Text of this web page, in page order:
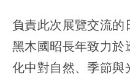
負責此次展覽交流的
黑木國昭長年致力
化中對自然、季節